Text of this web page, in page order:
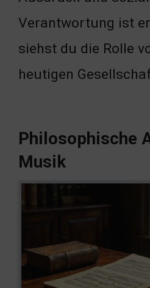
Verantwortung ist
siehst du die Rolle
heutigen
Philosophische
Musik